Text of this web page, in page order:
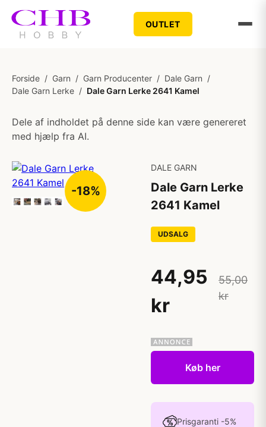
OUTLET
Forside / Garn / Garn Producenter / Dale Garn /
Dale Garn Lerke / Dale Garn Lerke 2641 Kamel
Dele af indholdet på denne side kan være genereret
med hjælp fra AI.
-18%
DALE GARN
Dale Garn Lerke
2641 Kamel
UDSALG
44,95
kr
55,00
kr
Køb her
Prisgaranti -5%